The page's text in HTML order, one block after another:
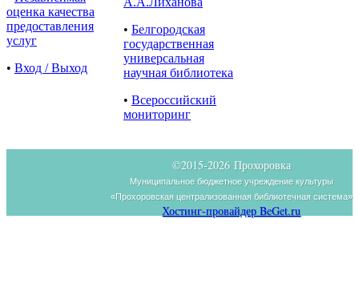
оценка качества
предоставления
услуг
• Вход / Выход
• Белгородская
государственная
универсальная
научная библиотека
• Всероссийский
мониторинг
©2015-2026 Прохоровка
Муниципальное бюджетное учреждение культуры
«Прохоровская централизованная библиотечная система»
Хостинг-провайдер BeGet.ru